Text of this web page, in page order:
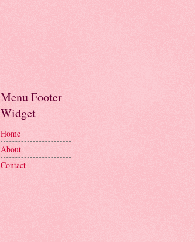
Menu Footer
Widget
Home
About
Contact